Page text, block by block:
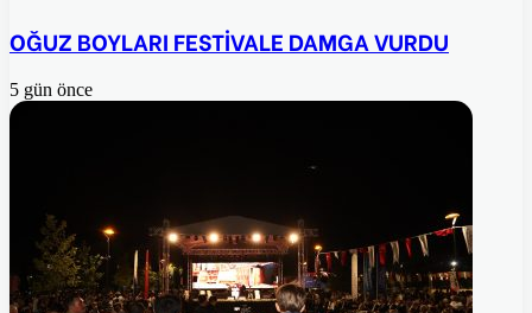
OĞUZ BOYLARI FESTİVALE DAMGA VURDU
5 gün önce